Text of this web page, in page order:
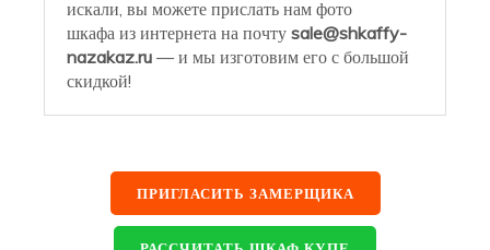
искали, вы можете прислать нам фото
шкафа из интернета на почту sale@shkaffy-
nazakaz.ru — и мы изготовим его с большой
скидкой!
ПРИГЛАСИТЬ ЗАМЕРЩИКА